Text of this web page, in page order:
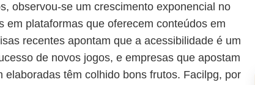
observou-se um crescimento exponencial no
em plataformas que oferecem conteúdos em
recentes apontam que a acessibilidade é um
de novos jogos, e empresas que apostam
elaboradas têm colhido bons frutos. Facilpg, por